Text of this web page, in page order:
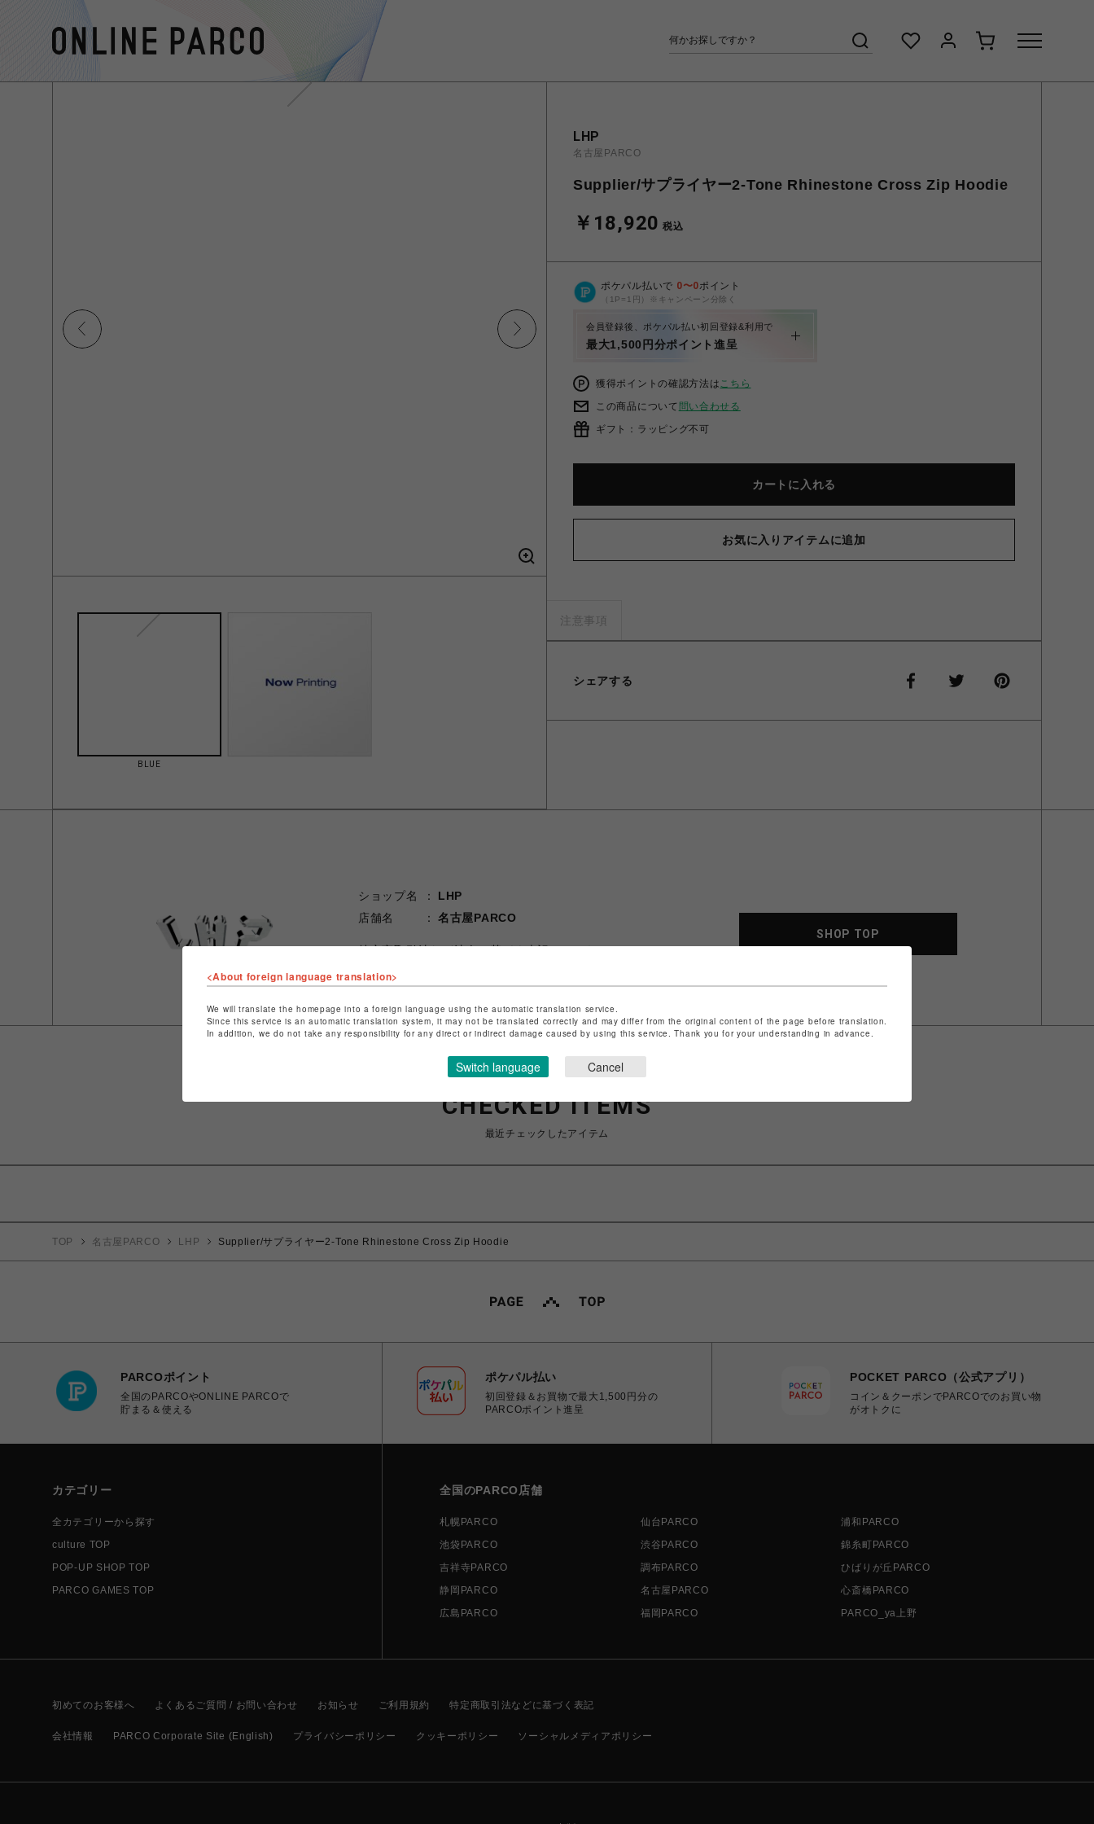
BLUE
LHP
名古屋PARCO
Supplier/サプライヤー2-Tone Rhinestone Cross Zip Hoodie
￥18,920 税込
ポケパル払いで 0〜0ポイント
（1P=1円）※キャンペーン分除く
会員登録後、ポケパル払い初回登録&利用で
最大1,500円分ポイント進呈
獲得ポイントの確認方法はこちら
この商品について 問い合わせる
ギフト：ラッピング不可
カートに入れる
お気に入りアイテムに追加
注意事項
シェアする
ショップ名
LHP
店舗名
名古屋PARCO
特定商取引法など法令に基づく表記はこちら
ショップお問い合わせは
SHOP TOP
CHECKED ITEMS
最近チェックしたアイテム
TOP 名古屋PARCO LHP Supplier/サプライヤー2-Tone Rhinestone Cross Zip Hoodie
PARCOポイント
全国のPARCOやONLINE PARCOで
貯まる＆使える
ポケパル払い
初回登録＆お買物で最大1,500円分の
PARCOポイント進呈
POCKET PARCO（公式アプリ）
コイン＆クーポンでPARCOでのお買い物
がオトクに
カテゴリー
全カテゴリーから探す
culture TOP
POP-UP SHOP TOP
PARCO GAMES TOP
全国のPARCO店舗
札幌PARCO 仙台PARCO
浦和PARCO
池袋PARCO
渋谷PARCO
錦糸町PARCO
吉祥寺PARCO
調布PARCO
ひばりが丘PARCO
静岡PARCO
名古屋PARCO
心斎橋PARCO
広島PARCO
福岡PARCO PARCO_ya上野
初めてのお客様へ よくあるご質問 / お問い合わせ お知らせ ご利用規約 特定商取引法などに基づく表記
会社情報 PARCO Corporate Site (English) プライバシーポリシー クッキーポリシー ソーシャルメディアポリシー
<About foreign language translation>
We will translate the homepage into a foreign language using the automatic translation service.
Since this service is an automatic translation system, it may not be translated correctly and may differ from the original content of the page before translation.
In addition, we do not take any responsibility for any direct or indirect damage caused by using this service. Thank you for your understanding in advance.
Switch language Cancel